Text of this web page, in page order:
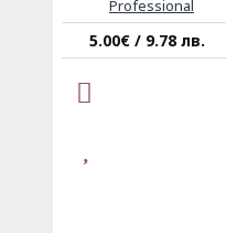
Professional
5.00€ / 9.78 лв.